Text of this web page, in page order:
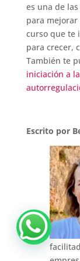
es una de
para mejorar
curso que te
para crecer,
También te
iniciación a
Escrito por